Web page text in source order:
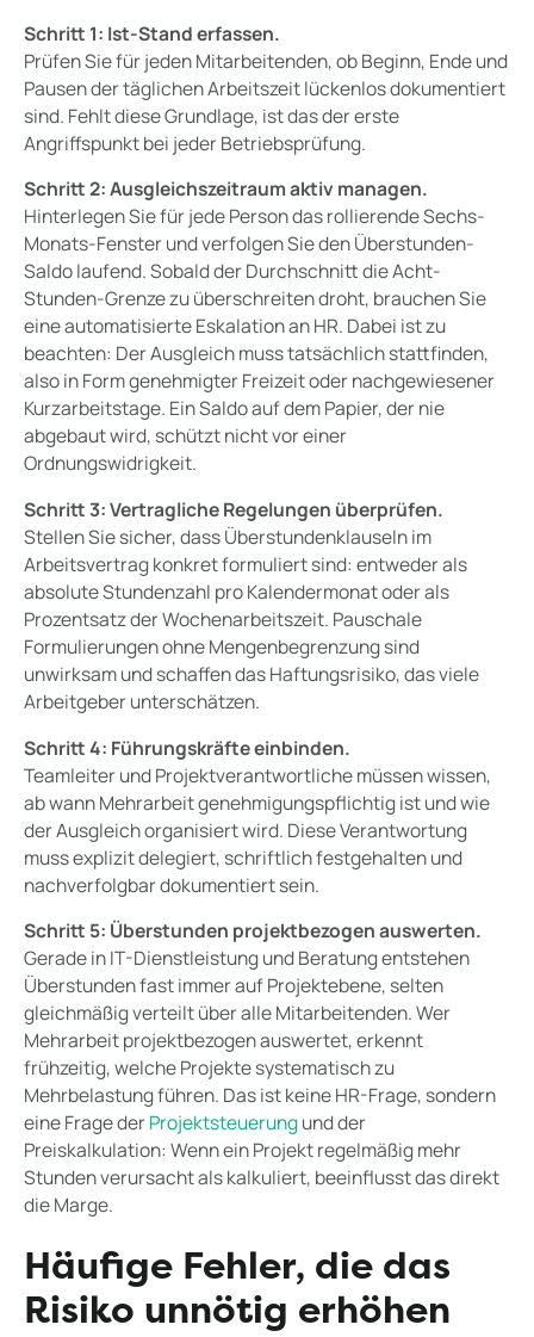
Schritt 1: Ist-Stand erfassen.
Prüfen Sie für jeden Mitarbeitenden, ob Beginn, Ende und
Pausen der täglichen Arbeitszeit lückenlos dokumentiert
sind. Fehlt diese Grundlage, ist das der erste
Angriffspunkt bei jeder Betriebsprüfung.
Schritt 2: Ausgleichszeitraum aktiv managen.
Hinterlegen Sie für jede Person das rollierende Sechs-
Monats-Fenster und verfolgen Sie den Überstunden-
Saldo laufend. Sobald der Durchschnitt die Acht-
Stunden-Grenze zu überschreiten droht, brauchen Sie
eine automatisierte Eskalation an HR. Dabei ist zu
beachten: Der Ausgleich muss tatsächlich stattfinden,
also in Form genehmigter Freizeit oder nachgewiesener
Kurzarbeitstage. Ein Saldo auf dem Papier, der nie
abgebaut wird, schützt nicht vor einer
Ordnungswidrigkeit.
Schritt 3: Vertragliche Regelungen überprüfen.
Stellen Sie sicher, dass Überstundenklauseln im
Arbeitsvertrag konkret formuliert sind: entweder als
absolute Stundenzahl pro Kalendermonat oder als
Prozentsatz der Wochenarbeitszeit. Pauschale
Formulierungen ohne Mengenbegrenzung sind
unwirksam und schaffen das Haftungsrisiko, das viele
Arbeitgeber unterschätzen.
Schritt 4: Führungskräfte einbinden.
Teamleiter und Projektverantwortliche müssen wissen,
ab wann Mehrarbeit genehmigungspflichtig ist und wie
der Ausgleich organisiert wird. Diese Verantwortung
muss explizit delegiert, schriftlich festgehalten und
nachverfolgbar dokumentiert sein.
Schritt 5: Überstunden projektbezogen auswerten.
Gerade in IT-Dienstleistung und Beratung entstehen
Überstunden fast immer auf Projektebene, selten
gleichmäßig verteilt über alle Mitarbeitenden. Wer
Mehrarbeit projektbezogen auswertet, erkennt
frühzeitig, welche Projekte systematisch zu
Mehrbelastung führen. Das ist keine HR-Frage, sondern
eine Frage derProjektsteuerungund der
Preiskalkulation: Wenn ein Projekt regelmäßig mehr
Stunden verursacht als kalkuliert, beeinflusst das direkt
die Marge.
Häufige Fehler, die das
Risiko unnötig erhöhen